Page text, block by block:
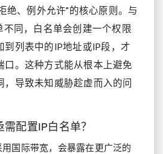
绝、例外允许”的核心原则。与
不同，白名单会创建一个权限
到列表中的IP地址或IP段，才
口。这种方式能从根本上避免
，导致未知威胁趁虚而入的问
配置IP白名单？
国际带宽，会暴露在更广泛的